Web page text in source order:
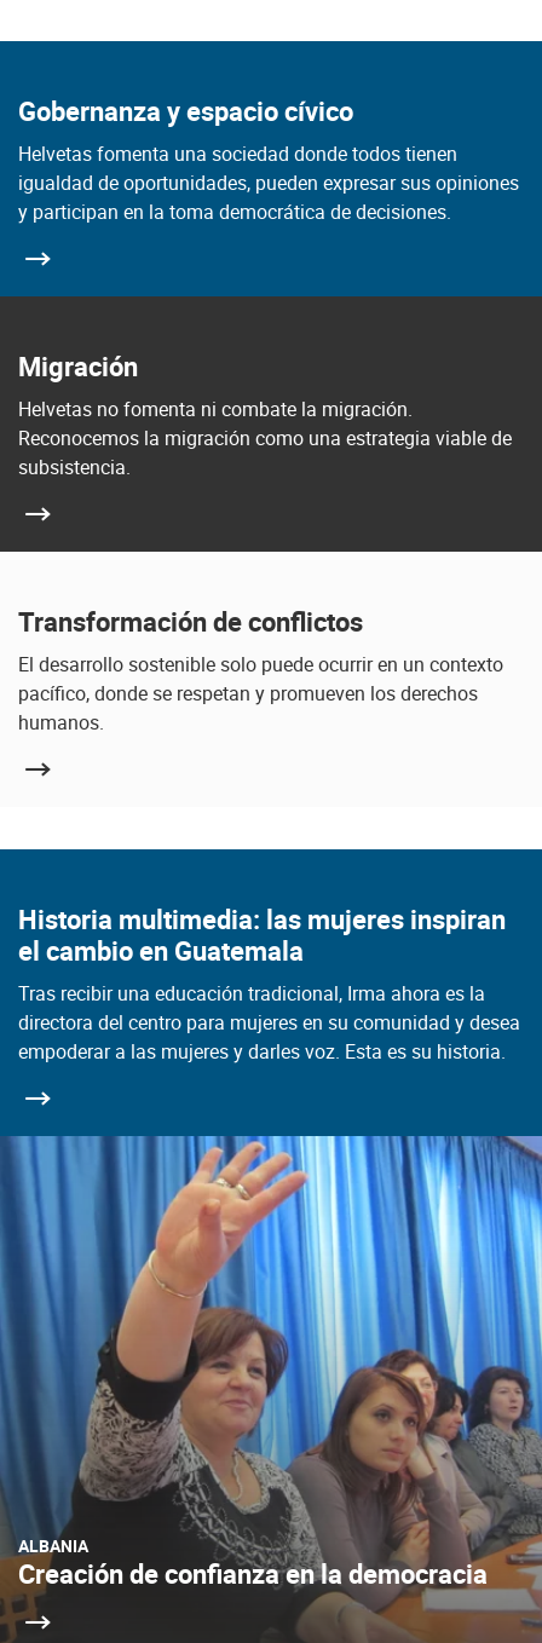
Gobernanza y espacio cívico
Helvetas fomenta una sociedad donde todos tienen
igualdad de oportunidades, pueden expresar sus opiniones
y participan en la toma democrática de decisiones.
Migración
Helvetas no fomenta ni combate la migración.
Reconocemos la migración como una estrategia viable de
subsistencia.
Transformación de conflictos
El desarrollo sostenible solo puede ocurrir en un contexto
pacífico, donde se respetan y promueven los derechos
humanos.
Historia multimedia: las mujeres inspiran
el cambio en Guatemala
Tras recibir una educación tradicional, Irma ahora es la
directora del centro para mujeres en su comunidad y desea
empoderar a las mujeres y darles voz. Esta es su historia.
ALBANIA
Creación de confianza en la democracia